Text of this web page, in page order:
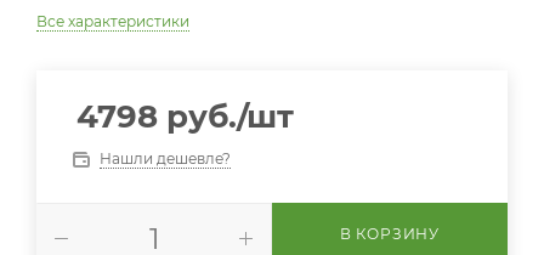
Все характеристики
4798 руб./шт
Нашли дешевле?
В КОРЗИНУ